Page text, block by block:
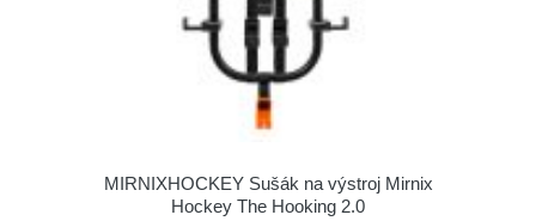
MIRNIXHOCKEY Sušák na výstroj Mirnix
Hockey The Hooking 2.0